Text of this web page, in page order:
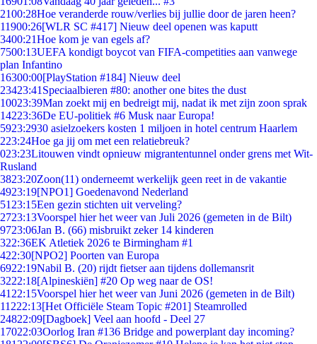
2100:28Hoe veranderde rouw/verlies bij jullie door de jaren heen?
11900:26[WLR SC #417] Nieuw deel openen was kaputt
3400:21Hoe kom je van egels af?
7500:13UEFA kondigt boycot van FIFA-competities aan vanwege
plan Infantino
16300:00[PlayStation #184] Nieuw deel
23423:41 Speciaalbieren #80: another one bites the dust
10023:39Man zoekt mij en bedreigt mij, nadat ik met zijn zoon sprak
14223:36De EU-politiek #6 Musk naar Europa!
5923:2930 asielzoekers kosten 1 miljoen in hotel centrum Haarlem
223:24Hoe ga jij om met een relatiebreuk?
023:23Litouwen vindt opnieuw migrantentunnel onder grens met Wit-
Rusland
3823:20Zoon(11) onderneemt werkelijk geen reet in de vakantie
4923:19[NPO1] Goedenavond Nederland
51 23:15Een gezin stichten uit verveling?
2723:13Voorspel hier het weer van Juli 2026 (gemeten in de Bilt)
9723:06Jan B. (66) misbruikt zeker 14 kinderen
322:36EK Atletiek 2026 te Birmingham #1
422:30[NPO2] Poorten van Europa
6922:19Nabil B. (20) rijdt fietser aan tijdens dollemansrit
3222:18[Alpineskiën] #20 Op weg naar de OS!
41 22:15Voorspel hier het weer van Juni 2026 (gemeten in de Bilt)
11222:13[Het Officiële Steam Topic #201] Steamrolled
24822:09[Dagboek] Veel aan hoofd - Deel 27
17022:03Oorlog Iran #136 Bridge and powerplant day incoming?